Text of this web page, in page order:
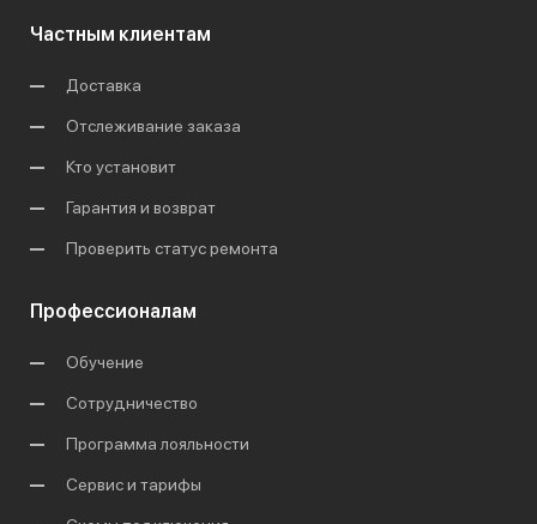
Частным клиентам
Доставка
Отслеживание заказа
Кто установит
Гарантия и возврат
Проверить статус ремонта
Профессионалам
Обучение
Сотрудничество
Программа лояльности
Сервис и тарифы